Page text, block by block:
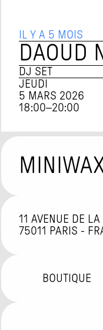
IL Y A 5 MOIS
DAOUD
DJ SET
JEUDI
5 MARS 2026
18:00–20:00
11 AVENUE DE
75011 PARIS -
BOUTIQUE